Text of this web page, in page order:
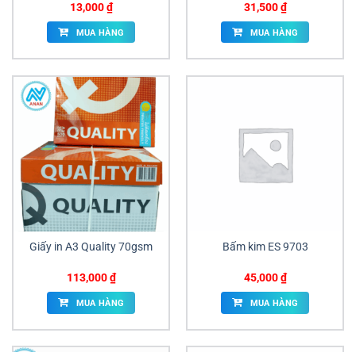
13,000₫
MUA HÀNG
31,500₫
MUA HÀNG
Giấy in A3 Quality 70gsm
113,000₫
MUA HÀNG
Bấm kim ES 9703
45,000₫
MUA HÀNG